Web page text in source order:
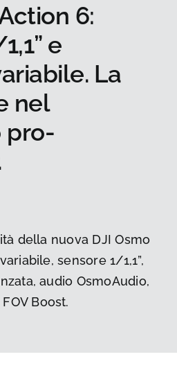
6:
e
La
nel
pro-
della nuova DJI Osmo
sensore 1/1,1”,
audio OsmoAudio,
Boost.